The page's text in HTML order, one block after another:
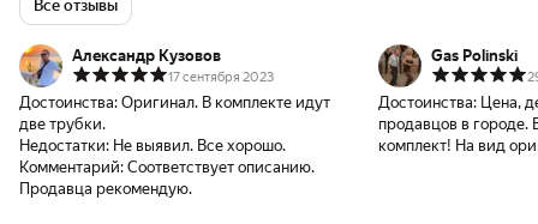
Все отзывы
Александр Кузовов
17 сентября 2023
Достоинства: Оригинал. В комплекте идут
две трубки.
Недостатки: Не выявил. Все хорошо.
Комментарий: Соответствует описанию.
Продавца рекомендую.
Gas Polinski
Достоинства:
Цена,
продавцов в городе.
комплект! На вид